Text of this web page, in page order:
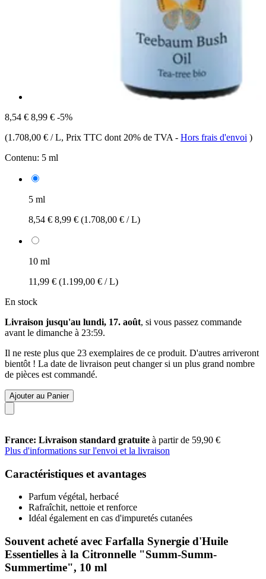
8,54 € 8,99 € -5%
(1.708,00 € / L, Prix TTC dont 20% de TVA - Hors frais d'envoi )
Contenu: 5 ml
5 ml
8,54 € 8,99 € (1.708,00 € / L)
10 ml
11,99 € (1.199,00 € / L)
En stock
Livraison jusqu'au lundi, 17. août, si vous passez commande
avant le dimanche à 23:59.
Il ne reste plus que 23 exemplaires de ce produit. D'autres arriveront
bientôt ! La date de livraison peut changer si un plus grand nombre
de pièces est commandé.
Ajouter au Panier
France: Livraison standard gratuite à partir de 59,90 €
Plus d'informations sur l'envoi et la livraison
Caractéristiques et avantages
Parfum végétal, herbacé
Rafraîchit, nettoie et renforce
Idéal également en cas d'impuretés cutanées
Souvent acheté avec Farfalla Synergie d'Huile
Essentielles à la Citronnelle "Summ-Summ-
Summertime", 10 ml